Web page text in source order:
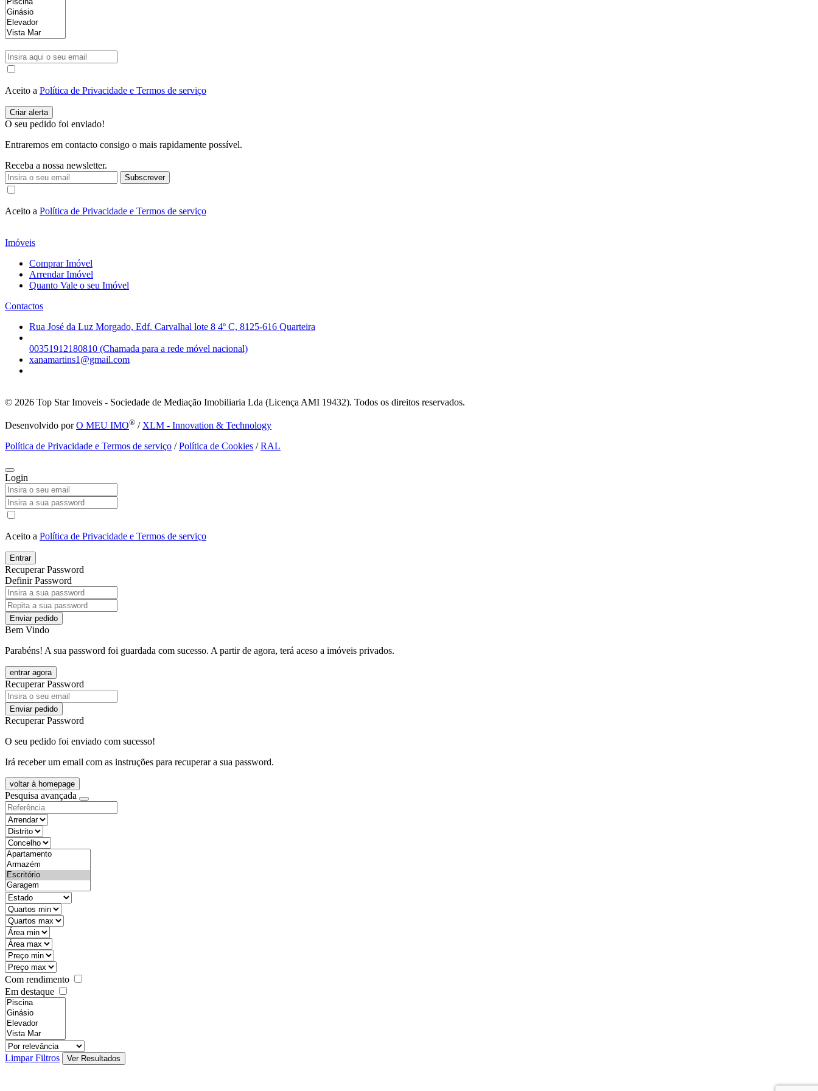
Aceito a Política de Privacidade e Termos de serviço
O seu pedido foi enviado!
Entraremos em contacto consigo o mais rapidamente possível.
Receba a nossa newsletter.
Subscrever
Aceito a Política de Privacidade e Termos de serviço
Imóveis
Comprar Imóvel
Arrendar Imóvel
Quanto Vale o seu Imóvel
Contactos
Rua José da Luz Morgado, Edf. Carvalhal lote 8 4º C, 8125-616 Quarteira
00351912180810 (Chamada para a rede móvel nacional)
xanamartins1@gmail.com
© 2026 Top Star Imoveis - Sociedade de Mediação Imobiliaria Lda (Licença AMI 19432). Todos os direitos reservados.
Desenvolvido porO MEU IMO® / XLM - Innovation & Technology
Política de Privacidade e Termos de serviço /Política de Cookies /RAL
Login
Aceito a Política de Privacidade e Termos de serviço
Entrar
Recuperar Password
Definir Password
Enviar pedido
Bem Vindo
Parabéns! A sua password foi guardada com sucesso. A partir de agora, terá aceso a imóveis privados.
entrar agora
Recuperar Password
Enviar pedido
Recuperar Password
O seu pedido foi enviado com sucesso!
Irá receber um email com as instruções para recuperar a sua password.
voltar à homepage
Pesquisa avançada
objective
districtId
countyId
types
state
mintypo
maxtypo
minarea
maxarea
minprice
maxprice
Com rendimento
Em destaque
features
realestateOrder
Limpar Filtros
Ver Resultados